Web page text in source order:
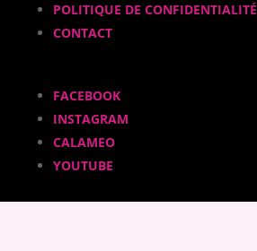
POLITIQUE DE CONFIDENTIALITÉ
CONTACT
FACEBOOK
INSTAGRAM
CALAMEO
YOUTUBE